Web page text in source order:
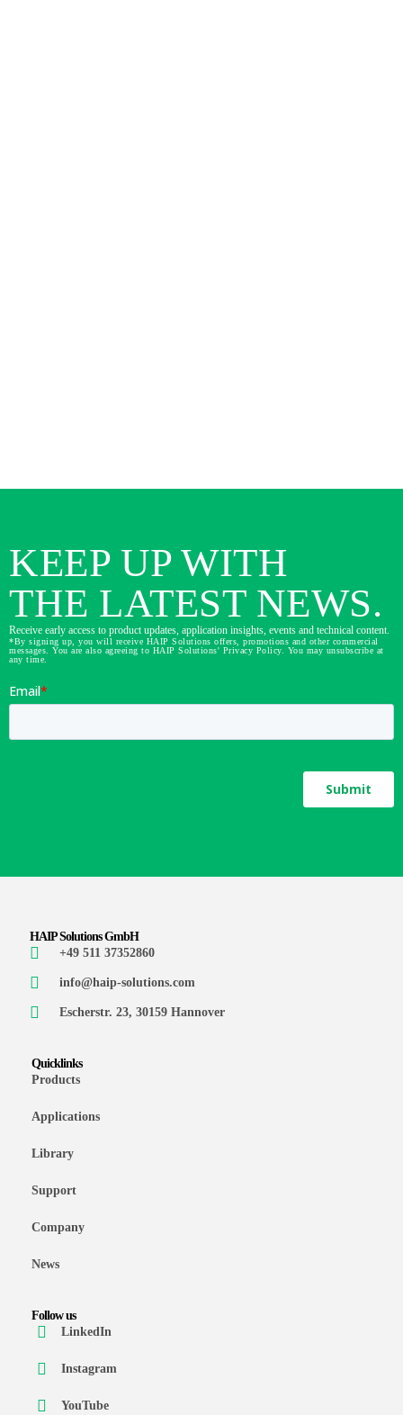
KEEP UP WITH
THE LATEST NEWS.
Receive early access to product updates, application insights, events and technical content.
*By signing up, you will receive HAIP Solutions offers, promotions and other commercial
messages. You are also agreeing to HAIP Solutions' Privacy Policy. You may unsubscribe at
any time.
HAIP Solutions GmbH
+49 511 37352860
info@haip-solutions.com
Escherstr. 23, 30159 Hannover
Quicklinks
Products
Applications
Library
Support
Company
News
Follow us
LinkedIn
Instagram
YouTube